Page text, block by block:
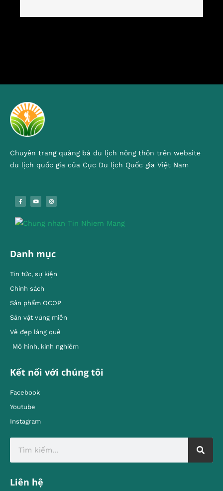
Chuyên trang quảng bá du lịch nông thôn trên website
du lịch quốc gia của Cục Du lịch Quốc gia Việt Nam
Danh mục
Tin tức, sự kiện
Chính sách
Sản phẩm OCOP
Sản vật vùng miền
Vẻ đẹp làng quê
Mô hình, kinh nghiêm
Kết nối với chúng tôi
Facebook
Youtube
Instagram
Liên hệ